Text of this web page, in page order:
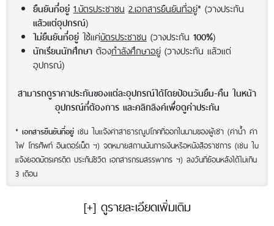
ยืนยันที่อยู่ 1.บัตรประชาชน 2.เอกสารยืนยันที่อยู่* (วางประกัน
แล้วแต่อุปกรณ์)
ไม่ยืนยันที่อยู่ใช้แค่บัตรประชาชน(วางประกัน 100%)
นักเรียนนักศึกษาต้องกำลังศึกษาอยู่(วางประกัน แล้วแต่
อุปกรณ์)
สามารถดูราคาประกันของแต่ละอุปกรณ์ได้โดยป้อนวันยืม-คืน ในหน้า
อุปกรณ์ที่ต้องการ และคลิกลิงค์เพื่อดูค่าประกัน
* เอกสารยืนยันที่อยู่ เช่น ใบแจ้งค่าสาธารณูปโภคที่ออกในนามของผู้เช่า (ค่าน้ำ ค่า
ไฟ โทรศัพท์ อินเตอร์เน็ต ฯ) จดหมายสถานบันการเงินหรือหนังสือราชการ (เช่น ใบ
แจ้งยอดบัตรเครดิต ประกันชีวิต เอกสารกรมสรรพากร ฯ) ลงวันที่ย้อนหลังได้ไม่เกิน
3 เดือน
[+] ดูรายละเอียดเพิ่มเติม